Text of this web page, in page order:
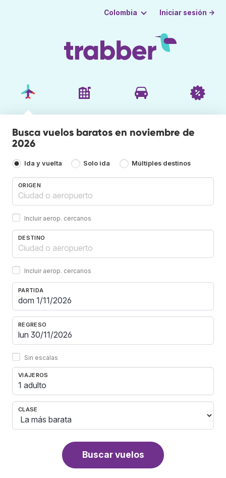
Colombia Iniciar sesión →
Busca vuelos baratos en noviembre de
2026
Ida y vuelta Solo ida Múltiples destinos
ORIGEN
Incluir aerop. cercanos
DESTINO
Incluir aerop. cercanos
PARTIDA
REGRESO
Sin escalas
VIAJEROS
1 adulto
CLASE
Buscar vuelos